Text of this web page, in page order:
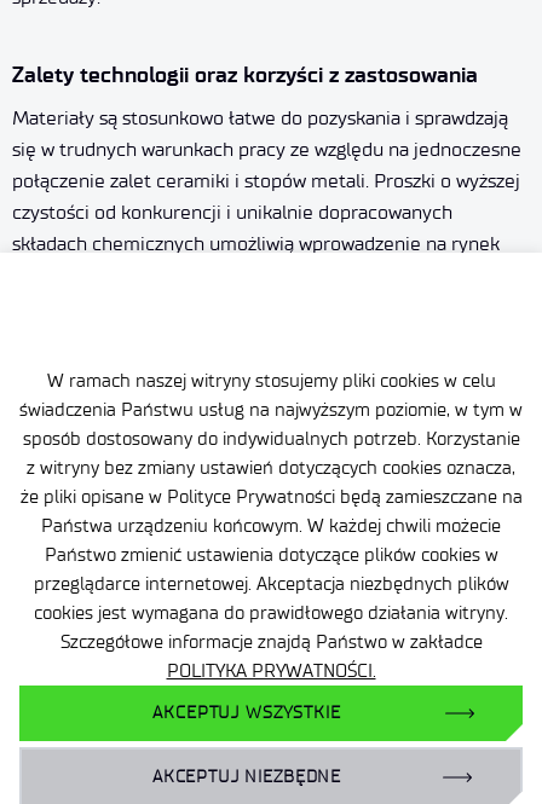
W ramach naszej witryny stosujemy pliki cookies w celu
świadczenia Państwu usług na najwyższym poziomie, w tym w
sposób dostosowany do indywidualnych potrzeb. Korzystanie
z witryny bez zmiany ustawień dotyczących cookies oznacza,
że pliki opisane w Polityce Prywatności będą zamieszczane na
Państwa urządzeniu końcowym. W każdej chwili możecie
Państwo zmienić ustawienia dotyczące plików cookies w
przeglądarce internetowej. Akceptacja niezbędnych plików
cookies jest wymagana do prawidłowego działania witryny.
Szczegółowe informacje znajdą Państwo w zakładce
POLITYKA PRYWATNOŚCI.
AKCEPTUJ WSZYSTKIE
AKCEPTUJ NIEZBĘDNE
Zalety technologii oraz korzyści z zastosowania
Materiały są stosunkowo łatwe do pozyskania i sprawdzają
się w trudnych warunkach pracy ze względu na jednoczesne
połączenie zalet ceramiki i stopów metali. Proszki o wyższej
czystości od konkurencji i unikalnie dopracowanych
składach chemicznych umożliwią wprowadzenie na rynek
mgr inż. Grzegorz Kubicki, +48 61 657 05 55, wew. 205
grzegorz.kubicki@pit.lukasiewicz.gov.pl
Dane osobowe
Deklaracja dostępności
Polityka prywatności